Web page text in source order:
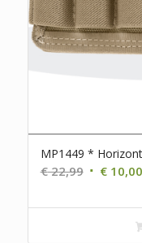
MP1449 *
€22,99
was:
€10,00